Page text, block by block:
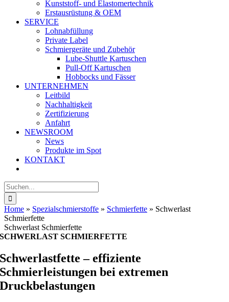
Kunststoff- und Elastomertechnik
Erstausrüstung & OEM
SERVICE
Lohnabfüllung
Private Label
Schmiergeräte und Zubehör
Lube-Shuttle Kartuschen
Pull-Off Kartuschen
Hobbocks und Fässer
UNTERNEHMEN
Leitbild
Nachhaltigkeit
Zertifizierung
Anfahrt
NEWSROOM
News
Produkte im Spot
KONTAKT
Suche
nach:
Home » Spezialschmierstoffe » Schmierfette » Schwerlast
Schmierfette
Schwerlast Schmierfette
SCHWERLAST SCHMIERFETTE
Schwerlastfette – effiziente
Schmierleistungen bei extremen
Druckbelastungen